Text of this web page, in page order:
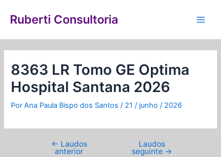
para
conteúdo
Ruberti Consultoria
8363 LR Tomo GE Optima
Hospital Santana 2026
PorAna Paula Bispo dos Santos/ 21 / junho / 2026
de
← Laudos
anterior
Laudos
seguinte →